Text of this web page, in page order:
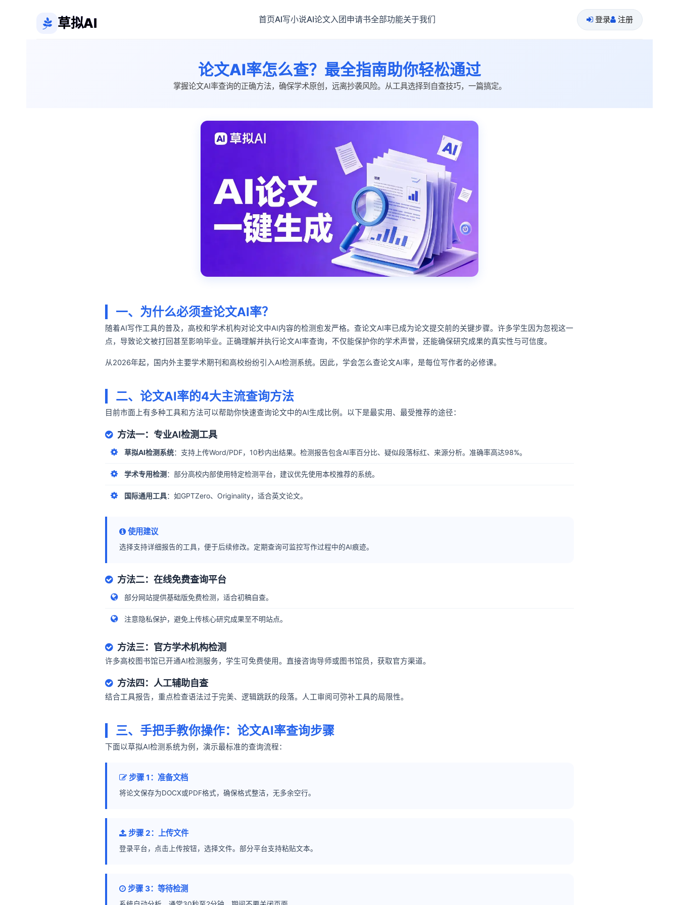
草拟AI 首页AI写小说AI论文入团申请书全部功能关于我们 登录 注册
论文AI率怎么查？最全指南助你轻松通过
掌握论文AI率查询的正确方法，确保学术原创，远离抄袭风险。从工具选择到自查技巧，一篇搞定。
一、为什么必须查论文AI率？
随着AI写作工具的普及，高校和学术机构对论文中AI内容的检测愈发严格。查论文AI率已成为论文提交前的关键步骤。许多学生因为忽视这一
点，导致论文被打回甚至影响毕业。正确理解并执行论文AI率查询，不仅能保护你的学术声誉，还能确保研究成果的真实性与可信度。
从2026年起，国内外主要学术期刊和高校纷纷引入AI检测系统。因此，学会怎么查论文AI率，是每位写作者的必修课。
二、论文AI率的4大主流查询方法
目前市面上有多种工具和方法可以帮助你快速查询论文中的AI生成比例。以下是最实用、最受推荐的途径：
方法一：专业AI检测工具
草拟AI检测系统：支持上传Word/PDF，10秒内出结果。检测报告包含AI率百分比、疑似段落标红、来源分析。准确率高达98%。
学术专用检测 ：部分高校内部使用特定检测平台，建议优先使用本校推荐的系统。
国际通用工具：如GPTZero、Originality，适合英文论文。
使用建议
选择支持详细报告的工具，便于后续修改。定期查询可监控写作过程中的AI痕迹。
方法二：在线免费查询平台
部分网站提供基础版免费检测，适合初稿自查。
注意隐私保护，避免上传核心研究成果至不明站点。
方法三：官方学术机构检测
许多高校图书馆已开通AI检测服务，学生可免费使用。直接咨询导师或图书馆员，获取官方渠道。
方法四：人工辅助自查
结合工具报告，重点检查语法过于完美、逻辑跳跃的段落。人工审阅可弥补工具的局限性。
三、手把手教你操作：论文AI率查询步骤
下面以草拟AI检测系统为例，演示最标准的查询流程：
步骤 1：准备文档
将论文保存为DOCX或PDF格式，确保格式整洁，无多余空行。
步骤 2：上传文件
登录平台，点击上传按钮，选择文件。部分平台支持粘贴文本。
步骤 3：等待检测